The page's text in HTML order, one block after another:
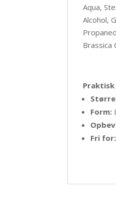
Aqua,
Alcohol,
Brassica
Form:
Fri for: